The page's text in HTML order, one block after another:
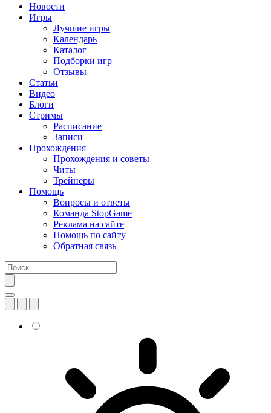
Новости
Игры
Лучшие игры
Календарь
Каталог
Подборки игр
Отзывы
Статьи
Видео
Блоги
Стримы
Расписание
Записи
Прохождения
Прохождения и советы
Читы
Трейнеры
Помощь
Вопросы и ответы
Команда StopGame
Реклама на сайте
Помощь по сайту
Обратная связь